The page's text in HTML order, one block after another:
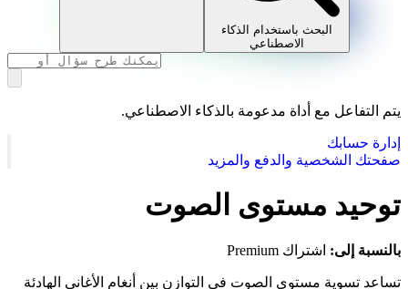
البحث باستخدام الذكاء
الاصطناعي
يتم التفاعل مع أداة مدعومة بالذكاء الاصطناعي.
إدارة حسابك
صفحتك الشخصية والدفع والمزيد
توحيد مستوى الصوت
بالنسبة إلى: اشتراك Premium
تساعد تسوية مستوى الصوت في التوازن بين أنغام الأغاني الهادئة